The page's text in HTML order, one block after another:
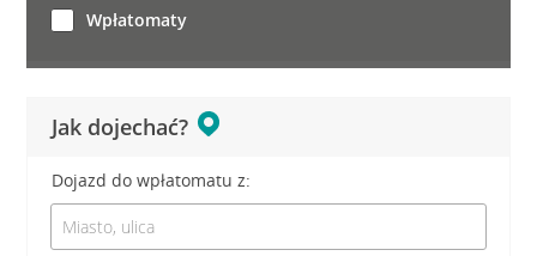
Jak dojechać?
Dojazd do wpłatomatu z:
Wpłatomaty